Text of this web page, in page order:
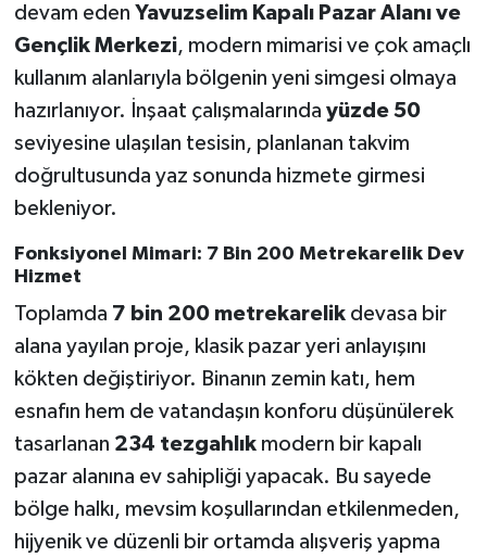
devam eden Yavuzselim Kapalı Pazar Alanı ve
Gençlik Merkezi, modern mimarisi ve çok amaçlı
kullanım alanlarıyla bölgenin yeni simgesi olmaya
hazırlanıyor. İnşaat çalışmalarında yüzde 50
seviyesine ulaşılan tesisin, planlanan takvim
doğrultusunda yaz sonunda hizmete girmesi
bekleniyor.
Fonksiyonel Mimari: 7 Bin 200 Metrekarelik Dev
Hizmet
Toplamda 7 bin 200 metrekarelikdevasa bir
alana yayılan proje, klasik pazar yeri anlayışını
kökten değiştiriyor. Binanın zemin katı, hem
esnafın hem de vatandaşın konforu düşünülerek
tasarlanan 234 tezgahlıkmodern bir kapalı
pazar alanına ev sahipliği yapacak. Bu sayede
bölge halkı, mevsim koşullarından etkilenmeden,
hijyenik ve düzenli bir ortamda alışveriş yapma